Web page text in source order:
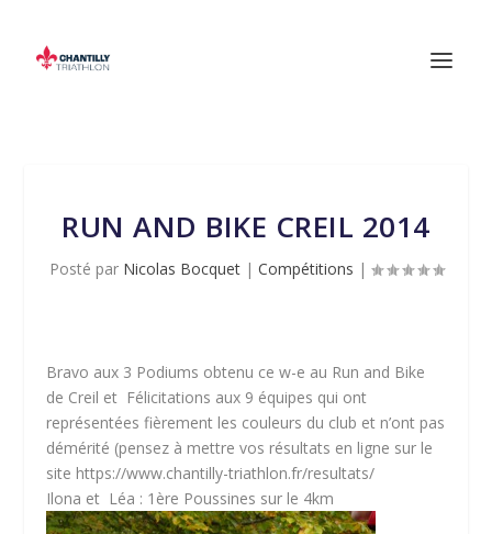
RUN AND BIKE CREIL 2014
Posté par Nicolas Bocquet| Compétitions |
Bravo aux 3 Podiums obtenu ce w-e au Run and Bike
de Creil et Félicitations aux 9 équipes qui ont
représentées fièrement les couleurs du club et n’ont pas
démérité (pensez à mettre vos résultats en ligne sur le
site https://www.chantilly-triathlon.fr/resultats/
Ilona et Léa : 1ère Poussines sur le 4km